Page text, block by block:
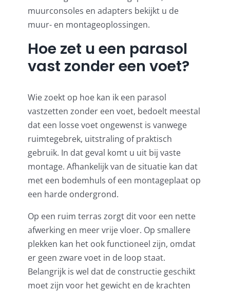
muurconsoles en adapters bekijkt u de
muur- en montageoplossingen.
Hoe zet u een parasol
vast zonder een voet?
Wie zoekt op hoe kan ik een parasol
vastzetten zonder een voet, bedoelt meestal
dat een losse voet ongewenst is vanwege
ruimtegebrek, uitstraling of praktisch
gebruik. In dat geval komt u uit bij vaste
montage. Afhankelijk van de situatie kan dat
met een bodemhuls of een montageplaat op
een harde ondergrond.
Op een ruim terras zorgt dit voor een nette
afwerking en meer vrije vloer. Op smallere
plekken kan het ook functioneel zijn, omdat
er geen zware voet in de loop staat.
Belangrijk is wel dat de constructie geschikt
moet zijn voor het gewicht en de krachten